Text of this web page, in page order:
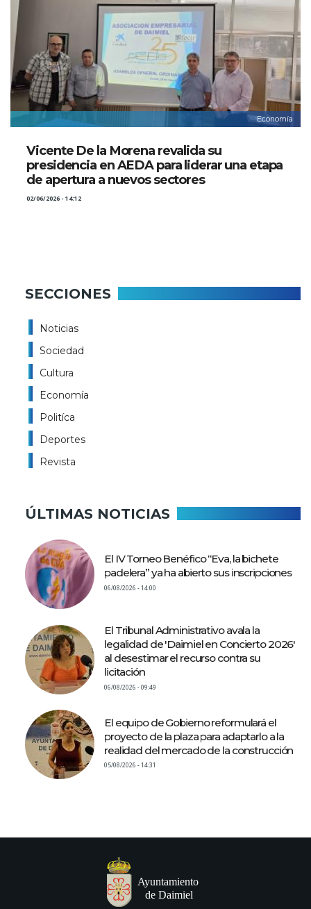
Economía
Vicente De la Morena revalida su
presidencia en AEDA para liderar una etapa
de apertura a nuevos sectores
02/06/2026 - 14:12
SECCIONES
Noticias
Sociedad
Cultura
Economía
Politíca
Deportes
Revista
ÚLTIMAS NOTICIAS
El IV Torneo Benéfico “Eva, la bichete
padelera” ya ha abierto sus inscripciones
06/08/2026 - 14:00
El Tribunal Administrativo avala la
legalidad de 'Daimiel en Concierto 2026'
al desestimar el recurso contra su
licitación
06/08/2026 - 09:49
El equipo de Gobierno reformulará el
proyecto de la plaza para adaptarlo a la
realidad del mercado de la construcción
05/08/2026 - 14:31